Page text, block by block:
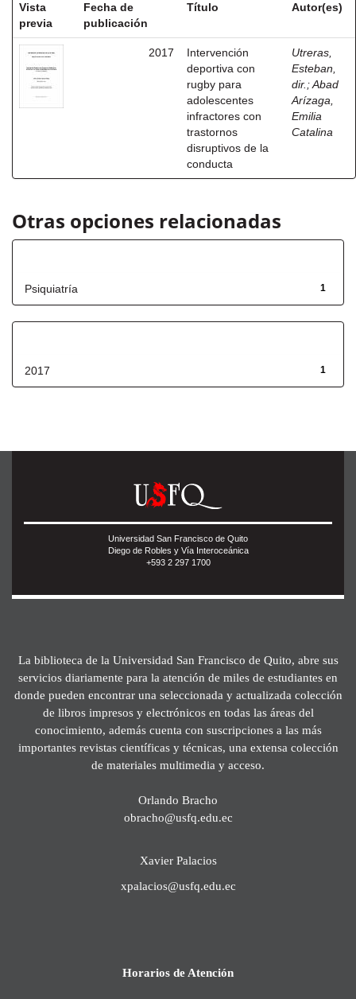
Vista
previa
Fecha de
publicación
Título Autor(es)
2017
Intervención
deportiva con
rugby para
adolescentes
infractores con
trastornos
disruptivos de la
conducta
Utreras,
Esteban,
dir. ;Abad
Arízaga,
Emilia
Catalina
Otras opciones relacionadas
1
Psiquiatría
1
2017
Universidad San Francisco de Quito
Diego de Robles y Vía Interoceánica
+593 2 297 1700
La biblioteca de la Universidad San Francisco de Quito, abre sus
servicios diariamente para la atención de miles de estudiantes en
donde pueden encontrar una seleccionada y actualizada colección
de libros impresos y electrónicos en todas las áreas del
conocimiento, además cuenta con suscripciones a las más
importantes revistas científicas y técnicas, una extensa colección
de materiales multimedia y acceso.
Orlando Bracho
obracho@usfq.edu.ec
Xavier Palacios
xpalacios@usfq.edu.ec
Horarios de Atención